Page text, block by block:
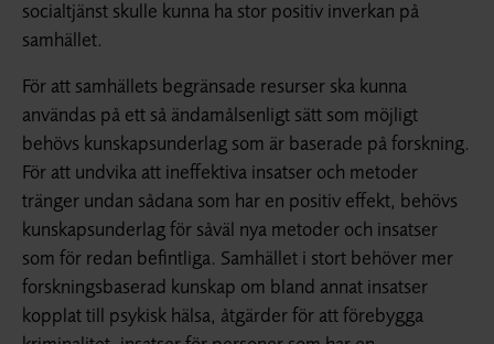
socialtjänst skulle kunna ha stor positiv inverkan på
samhället.
För att samhällets begränsade resurser ska kunna
användas på ett så ändamålsenligt sätt som möjligt
behövs kunskapsunderlag som är baserade på forskning.
För att undvika att ineffektiva insatser och metoder
tränger undan sådana som har en positiv effekt, behövs
kunskapsunderlag för såväl nya metoder och insatser
som för redan befintliga. Samhället i stort behöver mer
forskningsbaserad kunskap om bland annat insatser
kopplat till psykisk hälsa, åtgärder för att förebygga